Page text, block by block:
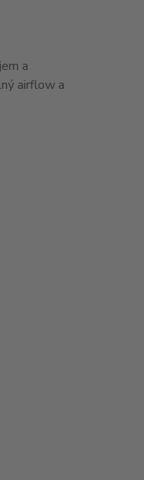
a
airflow a